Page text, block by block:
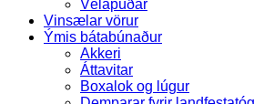
Vélapúðar
Vinsælar vörur
Ýmis bátabúnaður
Akkeri
Áttavitar
Boxalok og lúgur